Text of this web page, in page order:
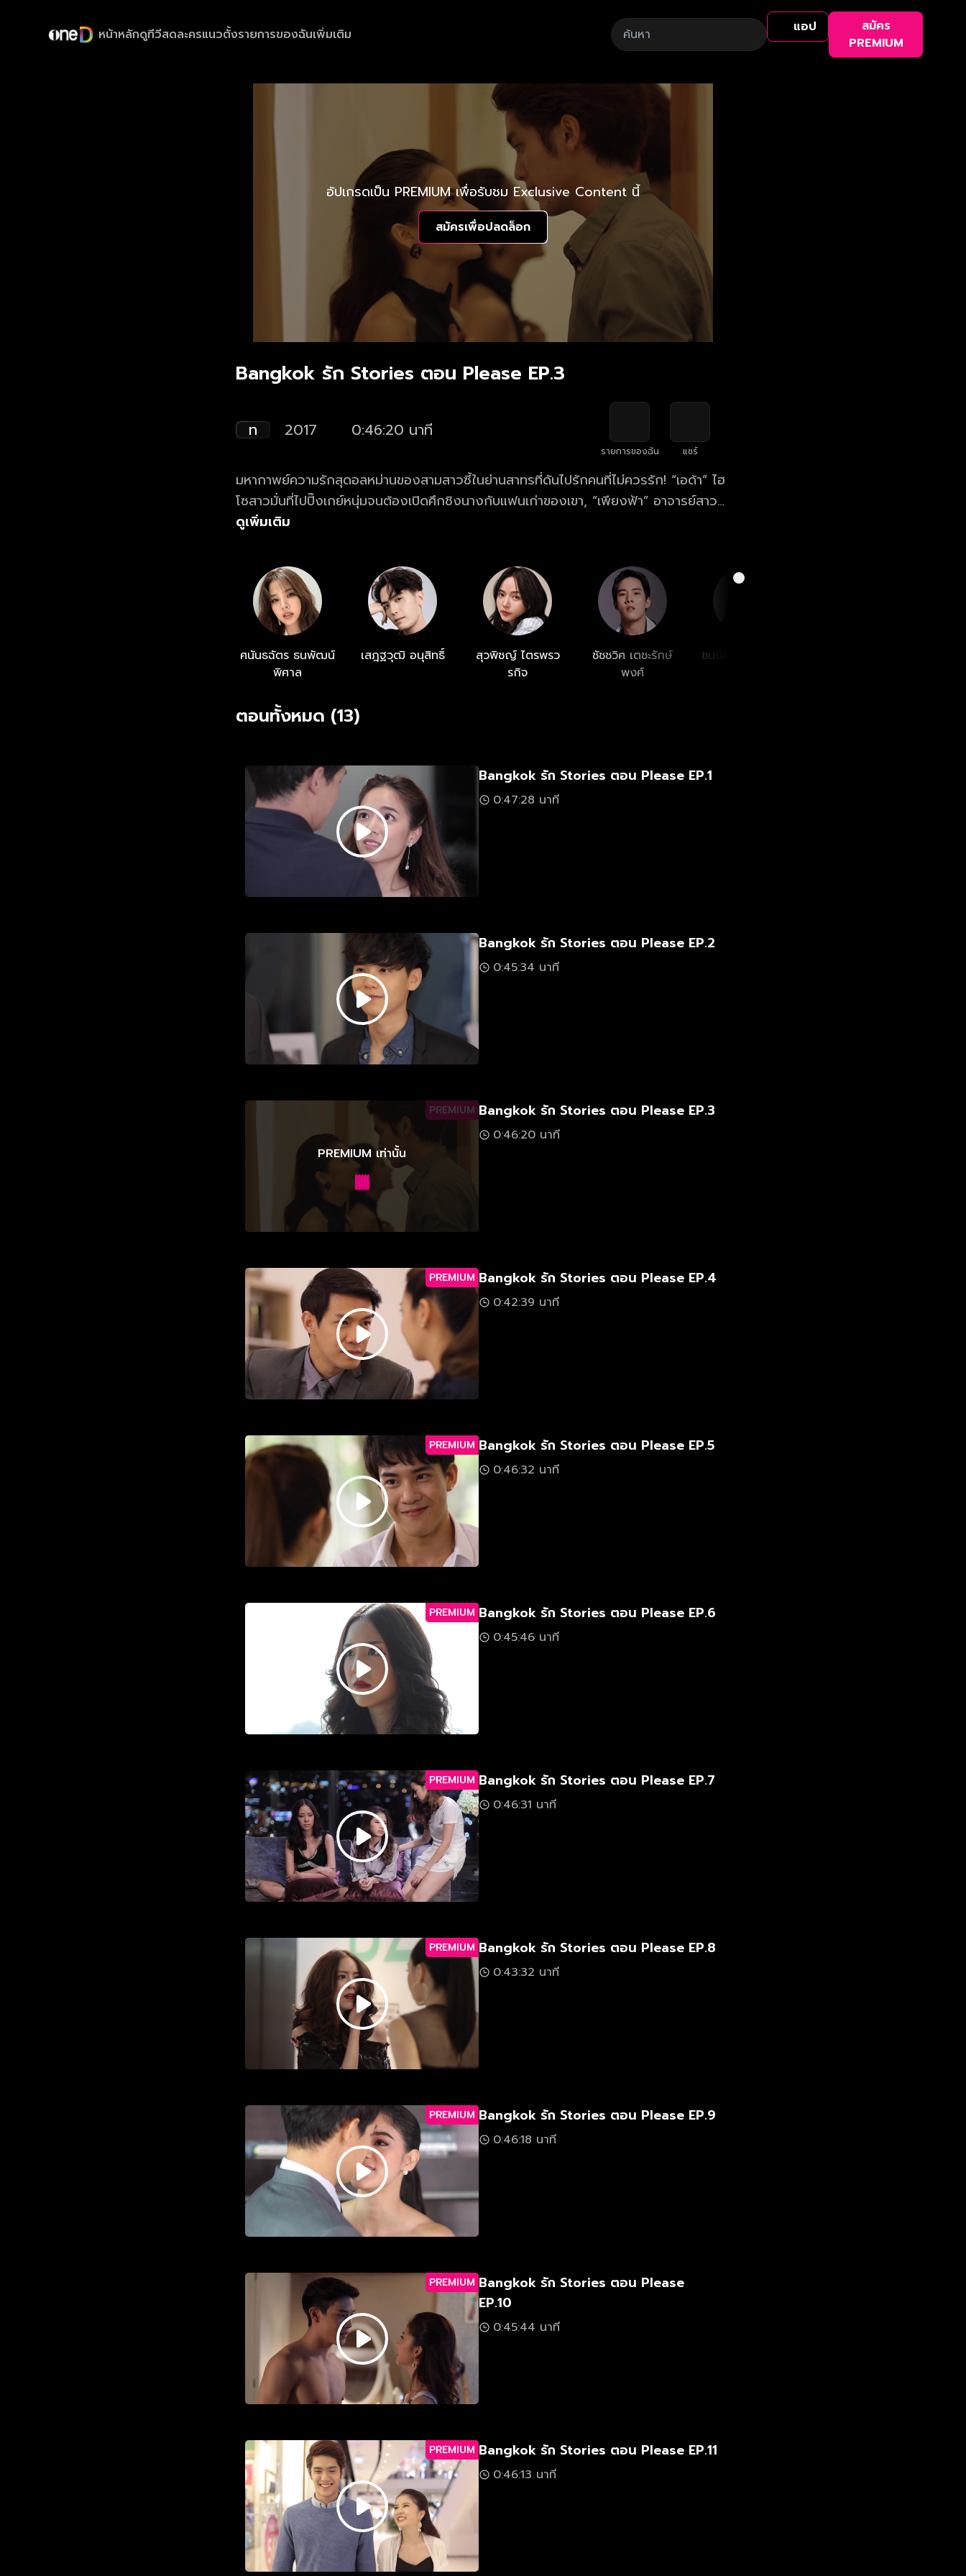
หน้าหลักดูทีวีสดละครแนวตั้งรายการของฉันเพิ่มเติม แอป
สมัคร
PREMIUM
อัปเกรดเป็น PREMIUM เพื่อรับชม Exclusive Content นี้
สมัครเพื่อปลดล็อก
Bangkok รัก Stories ตอน Please EP.3
ท 2017 0:46:20 นาที
รายการของฉัน แชร์
มหากาพย์ความรักสุดอลหม่านของสามสาวซี้ในย่านสาทรที่ดันไปรักคนที่ไม่ควรรัก! “เอด้า” ไฮ
โซสาวมั่นที่ไปปิ๊งเกย์หนุ่มจนต้องเปิดศึกชิงนางกับแฟนเก่าของเขา, “เพียงฟ้า” อาจารย์สาว
สุดซิงที่เผลอใจให้ด็อกเตอร์รุ่นใหญ่มีเจ้าของ แถมถูกลูกศิษย์หนุ่มตามตื๊อ และ “เคท” สาวแซ่
มากกว่ากิ๊กแต่ไม่ใช่แฟน มาร่วมลุ้นกันว่าสามสาวจะจัดการกับหัวใจที่ยุ่งเหยิงนี้อย่างไร
ดูเพิ่มเติม
ศนันธฉัตร ธนพัฒน์
พิศาล
เสฎฐวุฒิ อนุสิทธิ์
สุวพิชญ์ ไตรพรว
รกิจ
ชัชชวิศ เตชะรักษ์
พงศ์
ชนนิกานต์ เนตรจุ้ย
ตอนทั้งหมด (13)
Bangkok รัก Stories ตอน Please EP.1
0:47:28 นาที
Bangkok รัก Stories ตอน Please EP.2
0:45:34 นาที
PREMIUM
PREMIUM เท่านั้น
Bangkok รัก Stories ตอน Please EP.3
0:46:20 นาที
PREMIUM Bangkok รัก Stories ตอน Please EP.4
0:42:39 นาที
PREMIUM Bangkok รัก Stories ตอน Please EP.5
0:46:32 นาที
PREMIUM Bangkok รัก Stories ตอน Please EP.6
0:45:46 นาที
PREMIUM Bangkok รัก Stories ตอน Please EP.7
0:46:31 นาที
PREMIUM Bangkok รัก Stories ตอน Please EP.8
0:43:32 นาที
PREMIUM Bangkok รัก Stories ตอน Please EP.9
0:46:18 นาที
PREMIUM Bangkok รัก Stories ตอน Please
EP.10
0:45:44 นาที
PREMIUM Bangkok รัก Stories ตอน Please EP.11
0:46:13 นาที